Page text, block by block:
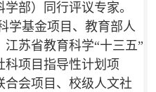
部）同行评议专家。
学基金项目、教育部人
苏省教育科学“十三五”
项目指导性计划项
合会项目、校级人文社